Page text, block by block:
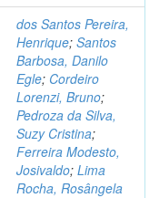
dos Santos Pereira,
Henrique; Santos
Barbosa, Danilo
Egle; Cordeiro
Lorenzi, Bruno;
Pedroza da Silva,
Suzy Cristina;
Ferreira Modesto,
Josivaldo; Lima
Rocha, Rosângela